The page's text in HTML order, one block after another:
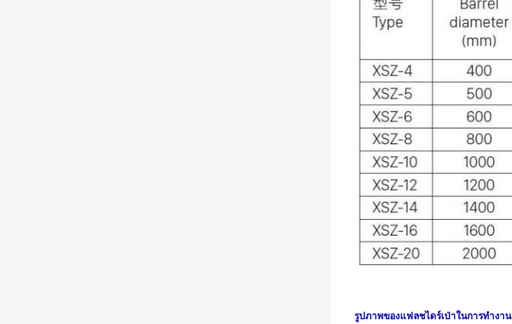
รูปภาพของแฟลชไดร์เป่าในการทำงาน